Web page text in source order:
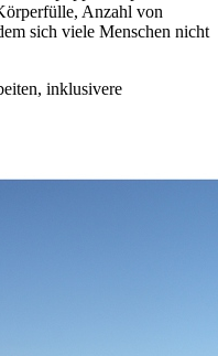
Anzahl von
sich viele Menschen nicht
inklusivere